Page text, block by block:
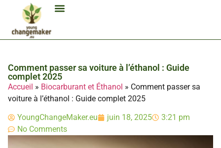
Comment passer sa voiture à l’éthanol : Guide
complet 2025
Accueil » Biocarburant et Éthanol » Comment passer sa
voiture à l’éthanol : Guide complet 2025
YoungChangeMaker.eu juin 18, 2025
3:21 pm
No Comments